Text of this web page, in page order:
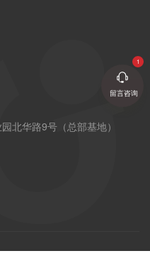
北华路9号（总部基地）
留言咨询